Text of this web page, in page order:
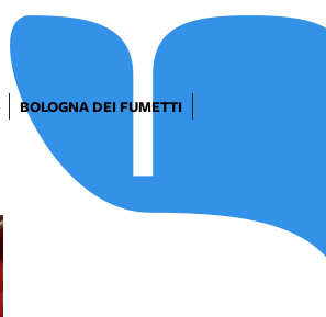
BOLOGNA DEI FUMETTI